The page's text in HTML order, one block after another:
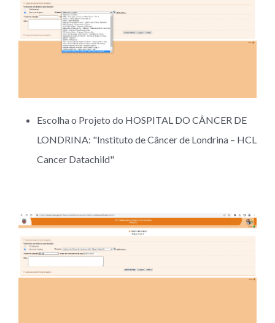
Escolha o Projeto do HOSPITAL DO CÂNCER DE
LONDRINA: "Instituto de Câncer de Londrina – HCL
Cancer Datachild"